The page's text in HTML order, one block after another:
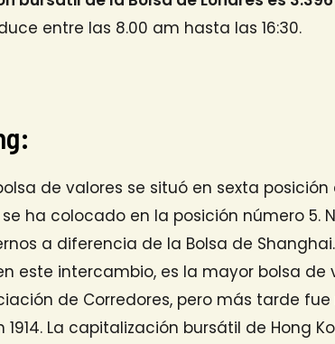
entre las 8.00 am hasta las 16:30.
de valores se situó en sexta
ha colocado en la posición número 5.
a diferencia de la Bolsa de
este intercambio, es la mayor bolsa de
de Corredores, pero más tarde
1914. La capitalización bursátil de Hong